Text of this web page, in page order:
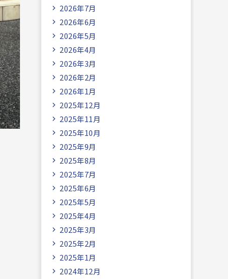
2026年7月
2026年6月
2026年5月
2026年4月
2026年3月
2026年2月
2026年1月
2025年12月
2025年11月
2025年10月
2025年9月
2025年8月
2025年7月
2025年6月
2025年5月
2025年4月
2025年3月
2025年2月
2025年1月
2024年12月